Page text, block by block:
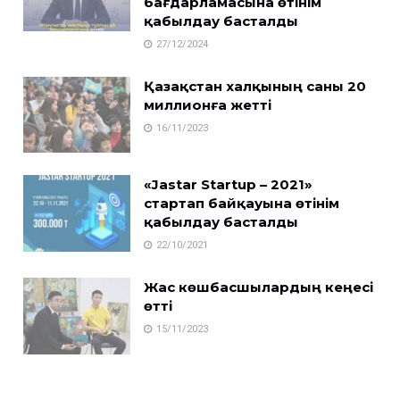
қабылдау басталды
27/12/2024
Қазақстан халқының саны 20
миллионға жетті
16/11/2023
«Jastar Startup – 2021»
стартап байқауына өтінім
қабылдау басталды
22/10/2021
Жас көшбасшылардың кеңесі
өтті
15/11/2023